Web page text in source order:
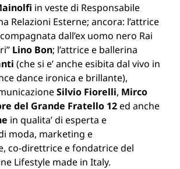
in veste di Responsabile
Relazioni Esterne; ancora: l’attrice
dall’ex uomo nero Rai
Lino Bon; l’attrice e ballerina
(che si e’ anche esibita dal vivo in
dance ironica e brillante),
Silvio Fiorelli, Mirco
del Grande Fratello 12ed anche
in qualita’ di esperta e
moda, marketing e
co-direttrice e fondatrice del
Lifestyle made in Italy.